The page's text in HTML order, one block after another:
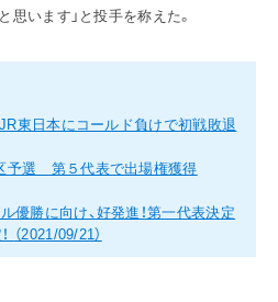
います」と投手を称えた。
東日本にコールド負けで初戦敗退
予選 第５代表で出場権獲得
優勝に向け、好発進！第一代表決定
（2021/09/21）